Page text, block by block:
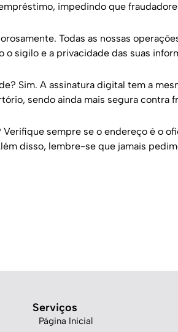
impedindo que
Todas as nossas
o sigilo e a privacidade das suas
Sim. A assinatura digital tem a
sendo ainda mais segura contra
sempre se o endereço é o
disso, lembre-se que jamais
Serviços
Página Inicial